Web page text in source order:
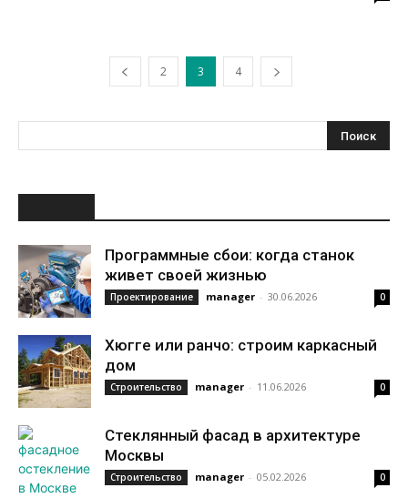
2 3 4
Программные сбои: когда станок
живет своей жизнью
Проектирование manager - 30.06.2026 0
Хюгге или ранчо: строим каркасный
дом
Строительство manager - 11.06.2026 0
Стеклянный фасад в архитектуре
Москвы
Строительство manager - 05.02.2026 0